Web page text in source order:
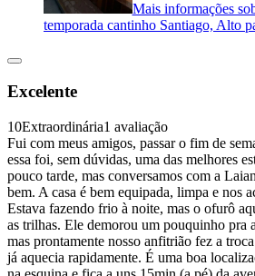
Mais informações
temporada cantinho Santiago, Alto
Excelente
10Extraordinária1 avaliação
Fui com meus amigos, passar o fim de
essa foi, sem dúvidas, uma das melhores
pouco tarde, mas conversamos com a
bem. A casa é bem equipada, limpa e nos
Estava fazendo frio à noite, mas o ofurô
as trilhas. Ele demorou um pouquinho pra
mas prontamente nosso anfitrião fez a
já aquecia rapidamente. É uma boa